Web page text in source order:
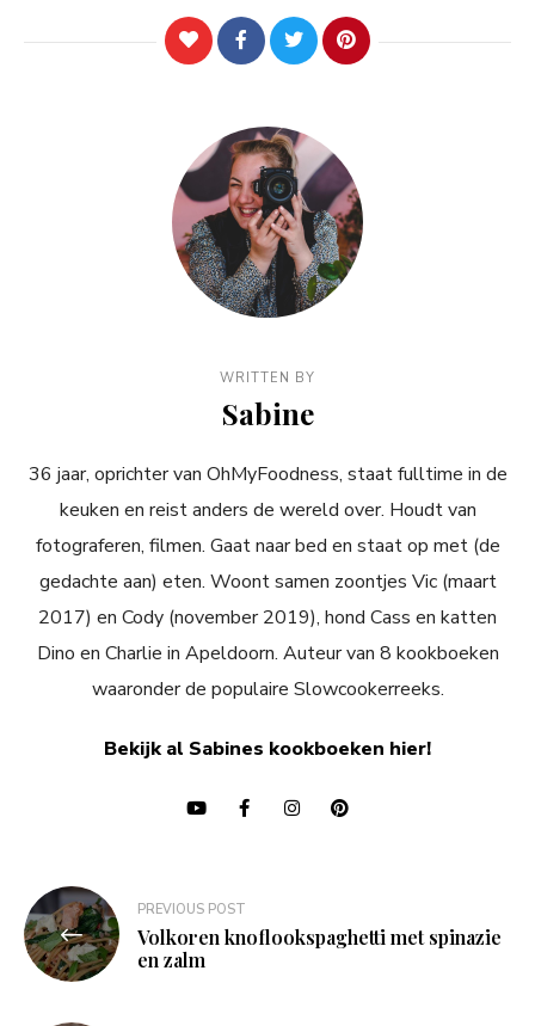
WRITTEN BY
Sabine
36 jaar, oprichter van OhMyFoodness, staat fulltime in de
keuken en reist anders de wereld over. Houdt van
fotograferen, filmen. Gaat naar bed en staat op met (de
gedachte aan) eten. Woont samen zoontjes Vic (maart
2017) en Cody (november 2019), hond Cass en katten
Dino en Charlie in Apeldoorn. Auteur van 8 kookboeken
waaronder de populaire Slowcookerreeks.
Bekijk al Sabines kookboeken hier!
Bericht
navigatie
PREVIOUS POST
Volkoren knoflookspaghetti met spinazie
en zalm